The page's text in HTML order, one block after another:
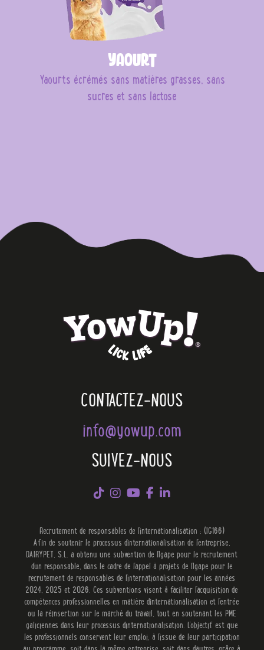
Yaourt
Yaourts écrémés sans matières grasses, sans
sucres et sans lactose
CONTACTEZ-NOUS
info@yowup.com
SUIVEZ-NOUS
Recrutement de responsables de l'internationalisation : (IG166)
Afin de soutenir le processus d'internationalisation de l'entreprise,
DAIRYPET, S.L. a obtenu une subvention de l'Igape pour le recrutement
d'un responsable, dans le cadre de l'appel à projets de l'Igape pour le
recrutement de responsables de l'internationalisation pour les années
2024, 2025 et 2026. Ces subventions visent à faciliter l'acquisition de
compétences professionnelles en matière d'internationalisation et l'entrée
ou la réinsertion sur le marché du travail, tout en soutenant les PME
galiciennes dans leur processus d'internationalisation. L'objectif est que
les professionnels conservent leur emploi, à l'issue de leur participation